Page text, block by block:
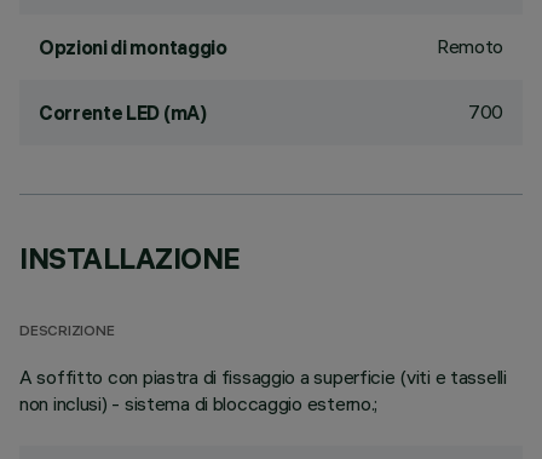
Opzioni di montaggio Remoto
Corrente LED (mA) 700
INSTALLAZIONE
DESCRIZIONE
A soffitto con piastra di fissaggio a superficie (viti e tasselli
non inclusi) - sistema di bloccaggio esterno.;